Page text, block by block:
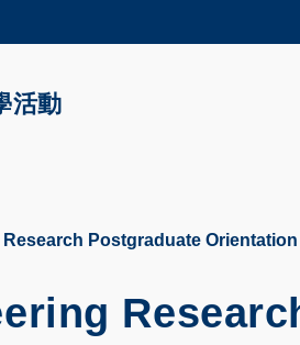
新聞
活動
Postgraduate Orientation